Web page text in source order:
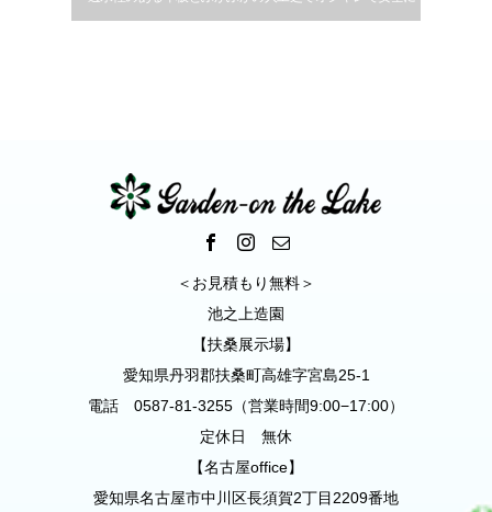
＜お見積もり無料＞
池之上造園
【扶桑展示場】
愛知県丹羽郡扶桑町高雄字宮島25-1
電話 0587-81-3255（営業時間9:00−17:00）
定休日 無休
【名古屋office】
愛知県名古屋市中川区長須賀2丁目2209番地